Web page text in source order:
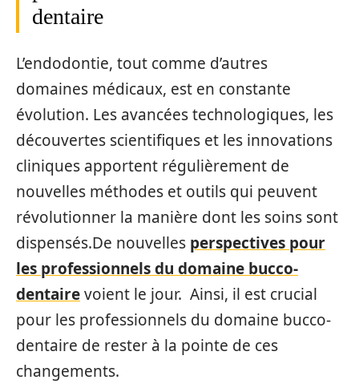
dentaire
L’endodontie, tout comme d’autres
domaines médicaux, est en constante
évolution. Les avancées technologiques, les
découvertes scientifiques et les innovations
cliniques apportent régulièrement de
nouvelles méthodes et outils qui peuvent
révolutionner la manière dont les soins sont
dispensés.De nouvelles perspectives pour
les professionnels du domaine bucco-
dentairevoient le jour. Ainsi, il est crucial
pour les professionnels du domaine bucco-
dentaire de rester à la pointe de ces
changements.